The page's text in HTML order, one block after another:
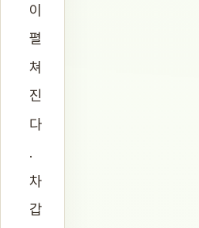
이
펼
쳐
진
다
.
차
갑